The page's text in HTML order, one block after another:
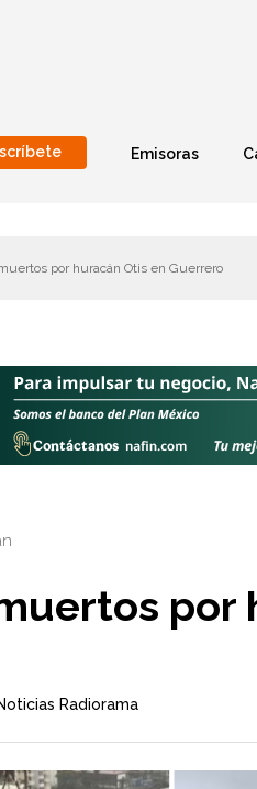
Emisoras
por huracán Otis en Guerrero
por
Radiorama